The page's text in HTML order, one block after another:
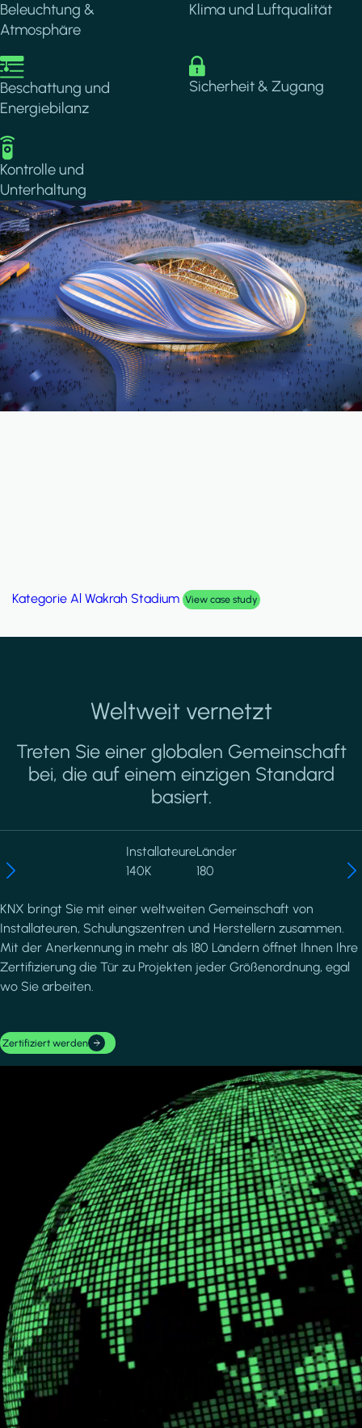
Beleuchtung &
Atmosphäre
Klima und Luftqualität
Image
Beschattung und
Energiebilanz
Image
Sicherheit & Zugang
Image
Kontrolle und
Unterhaltung
Al Wakrah Stadium View case study
Weltweit vernetzt
Treten Sie einer globalen Gemeinschaft
bei, die auf einem einzigen Standard
basiert.
Installateure
140K
Länder
180
KNX bringt Sie mit einer weltweiten Gemeinschaft von
Installateuren, Schulungszentren und Herstellern zusammen.
Mit der Anerkennung in mehr als 180 Ländern öffnet Ihnen Ihre
Zertifizierung die Tür zu Projekten jeder Größenordnung, egal
wo Sie arbeiten.
Zertifiziert werden